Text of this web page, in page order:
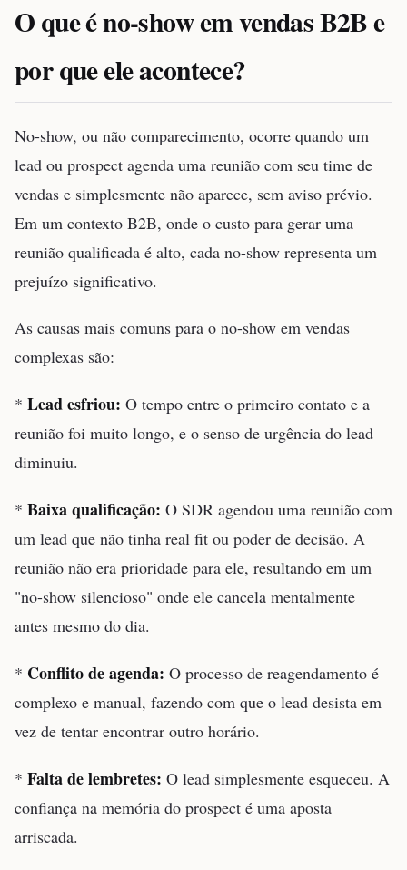
O que é no-show em vendas B2B e
por que ele acontece?
No-show, ou não comparecimento, ocorre quando um
lead ou prospect agenda uma reunião com seu time de
vendas e simplesmente não aparece, sem aviso prévio.
Em um contexto B2B, onde o custo para gerar uma
reunião qualificada é alto, cada no-show representa um
prejuízo significativo.
As causas mais comuns para o no-show em vendas
complexas são:
* Lead esfriou: O tempo entre o primeiro contato e a
reunião foi muito longo, e o senso de urgência do lead
diminuiu.
* Baixa qualificação: O SDR agendou uma reunião com
um lead que não tinha real fit ou poder de decisão. A
reunião não era prioridade para ele, resultando em um
"no-show silencioso" onde ele cancela mentalmente
antes mesmo do dia.
* Conflito de agenda: O processo de reagendamento é
complexo e manual, fazendo com que o lead desista em
vez de tentar encontrar outro horário.
* Falta de lembretes: O lead simplesmente esqueceu. A
confiança na memória do prospect é uma aposta
arriscada.